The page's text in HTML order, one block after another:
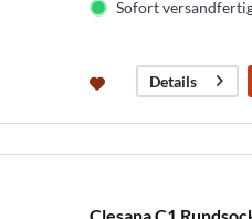
Sofort
Details
Clesana C1